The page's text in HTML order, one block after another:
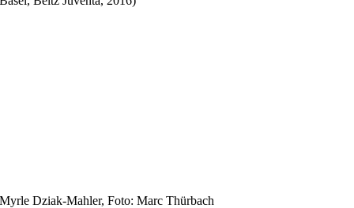
Myrle Dziak-Mahler, Foto: Marc Thürbach